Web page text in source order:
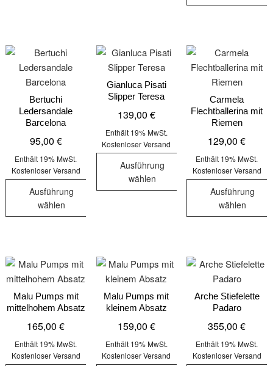
Varianten
auf.
Die
Optionen
können
der
Produktseite
gewählt
werden
auf.
Die
Optionen
können
auf
der
Produktseite
gewählt
werden
mehrere
Varianten
auf.
Die
Optionen
können
auf
der
gewählt
werden
Bertuchi
Ledersandale
Barcelona
95,00 €
Enthält 19% MwSt.
Kostenloser Versand
Ausführung
wählen
mehrere
Varianten
auf.
Die
Optionen
können
auf
Gianluca Pisati
Slipper Teresa
139,00 €
Enthält 19% MwSt.
Kostenloser Versand
Ausführung
wählen
auf.
Die
Optionen
können
auf
der
Produktseite
Carmela
Flechtballerina mit
Riemen
129,00€
Enthält 19% MwSt.
Kostenloser Versand
Ausführung
wählen
mehrere
Varianten
auf.
Die
Optionen
können
auf
Malu Pumps mit
mittelhohem Absatz
165,00€
Enthält 19% MwSt.
Kostenloser Versand
Malu Pumps mit
kleinem Absatz
159,00 €
Enthält 19% MwSt.
Kostenloser Versand
Arche Stiefelette
Padaro
355,00€
Enthält 19% MwSt.
Kostenloser Versand